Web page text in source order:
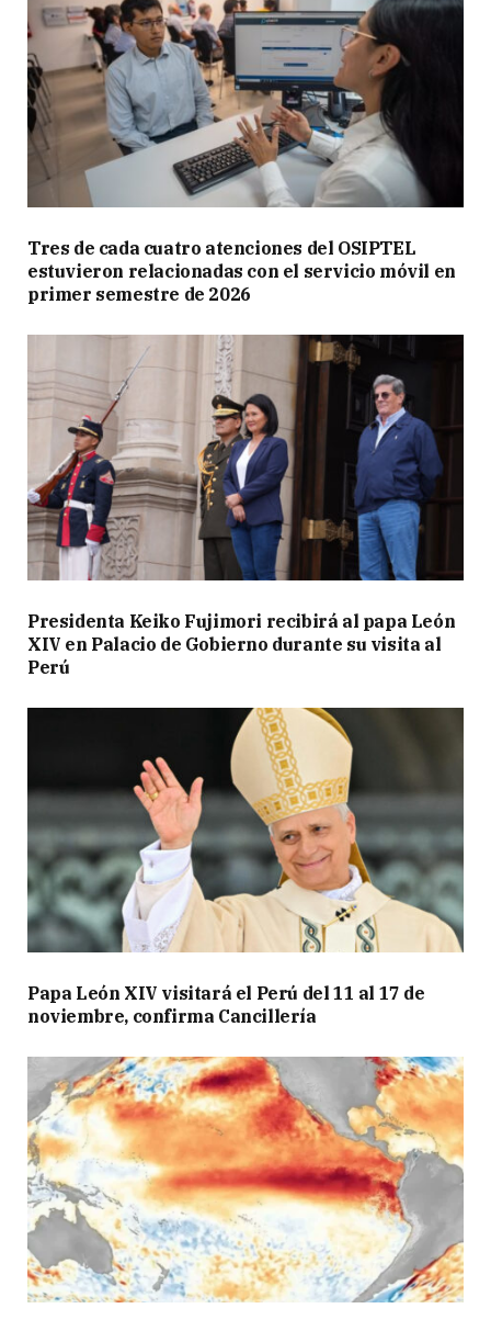
Tres de cada cuatro atenciones del OSIPTEL
estuvieron relacionadas con el servicio móvil en
primer semestre de 2026
Presidenta Keiko Fujimori recibirá al papa León
XIV en Palacio de Gobierno durante su visita al
Perú
Papa León XIV visitará el Perú del 11 al 17 de
noviembre, confirma Cancillería